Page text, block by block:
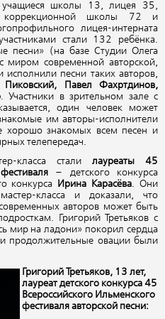
школы 13, лицея 35,
школы 72 и
лицея-интерната
стали 132 ребёнка.
песни» (на базе Студии Олега
миром современной авторской,
исполнили песни таких авторов,
Павел Фахртдинов,
. Участники в зрительном зале с
один человек может
им авторы-исполнители
хорошо знакомых всем песен и
телепередач.
класса стали лауреаты 45
– детского конкурса
конкурса Ирина Карасёва. Они
класса и доказали, что
авторов может быть
Григорий Третьяков с
мир на ладони» покорил сердца
продолжительные овации были
Григорий Третьяков, 13 лет,
лауреат детского конкурса 45
Всероссийского Ильменского
фестиваля авторской песни: